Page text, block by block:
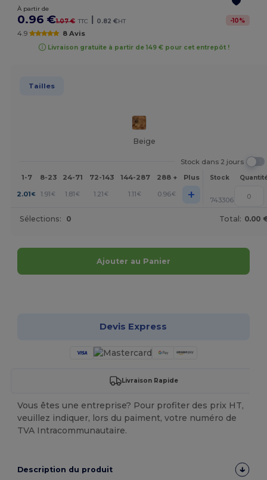
À partir de
0.96 €1.07 € TTC | 0.82 €HT -10%
4.9 8 Avis
Livraison gratuite à partir de 149 € pour cet entrepôt !
Tailles
Beige
Stock dans 2 jours
1-7
8-23 24-71 72-143 144-287 288 + Plus Stock
2.01 € 1.91 € 1.81 € 1.21 € 1.11 € 0.96€ + 743306
Sélections: 0 Total: 0.00
Ajouter au Panier
Devis Express
Livraison Rapide
Vous êtes une entreprise? Pour profiter des prix HT,
veuillez indiquer, lors du paiment, votre numéro de
TVA Intracommunautaire.
Description du produit